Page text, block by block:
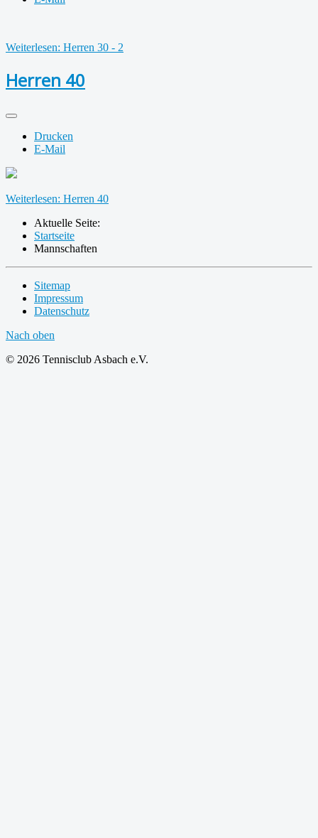
Weiterlesen: Herren 30 - 2
Herren 40
Drucken
E-Mail
Weiterlesen: Herren 40
Aktuelle Seite:
Startseite
Mannschaften
Sitemap
Impressum
Datenschutz
Nach oben
© 2026 Tennisclub Asbach e.V.